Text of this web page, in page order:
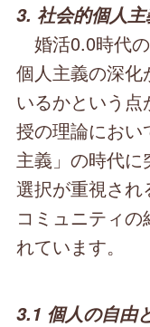
3. 社会的個人
婚活0.0時代の
個人主義の深化
いるかという
授の理論におい
主義」の時代に
選択が重視さ
コミュニティ
れています。
3.1 個人の自由